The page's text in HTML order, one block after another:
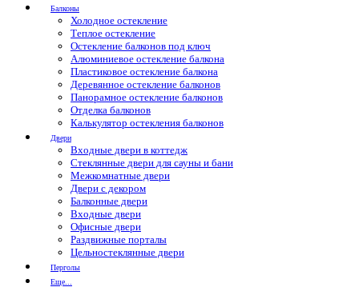
Балконы
Холодное остекление
Теплое остекление
Остекление балконов под ключ
Алюминиевое остекление балкона
Пластиковое остекление балкона
Деревянное остекление балконов
Панорамное остекление балконов
Отделка балконов
Калькулятор остекления балконов
Двери
Входные двери в коттедж
Стеклянные двери для сауны и бани
Межкомнатные двери
Двери с декором
Балконные двери
Входные двери
Офисные двери
Раздвижные порталы
Цельностеклянные двери
Перголы
Еще...